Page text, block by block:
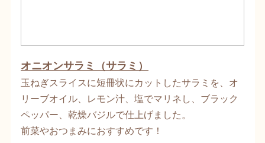
オニオンサラミ（サラミ）
玉ねぎスライスに短冊状にカットしたサラミを、オ
リーブオイル、レモン汁、塩でマリネし、ブラック
ペッパー、乾燥バジルで仕上げました。
前菜やおつまみにおすすめです！